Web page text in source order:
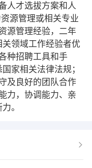
人才选拔方案和人
源管理或相关专业
源管理经验，二年
领域工作经验者优
种招聘工具和手
家相关法律法规；
及良好的团队合作
力，协调能力、亲
。